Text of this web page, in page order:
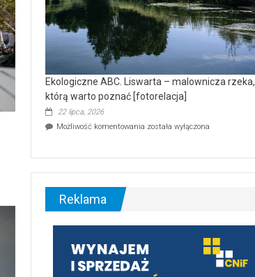
Ekologiczne ABC. Liswarta – malownicza rzeka,
którą warto poznać [fotorelacja]
22 lipca, 2026
Możliwość komentowania Ekologiczne
–
malownicza
[fotorelacja]
została wyłączona
Reklama